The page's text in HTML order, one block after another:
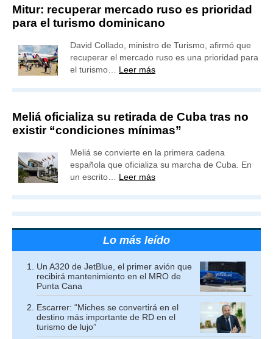
Mitur: recuperar mercado ruso es prioridad
para el turismo dominicano
David Collado, ministro de Turismo, afirmó que
recuperar el mercado ruso es una prioridad para
el turismo… Leer más
Meliá oficializa su retirada de Cuba tras no
existir “condiciones mínimas”
Meliá se convierte en la primera cadena
española que oficializa su marcha de Cuba. En
un escrito… Leer más
Lo más leído
Un A320 de JetBlue, el primer avión que
recibirá mantenimiento en el MRO de
Punta Cana
Escarrer: “Miches se convertirá en el
destino más importante de RD en el
turismo de lujo”